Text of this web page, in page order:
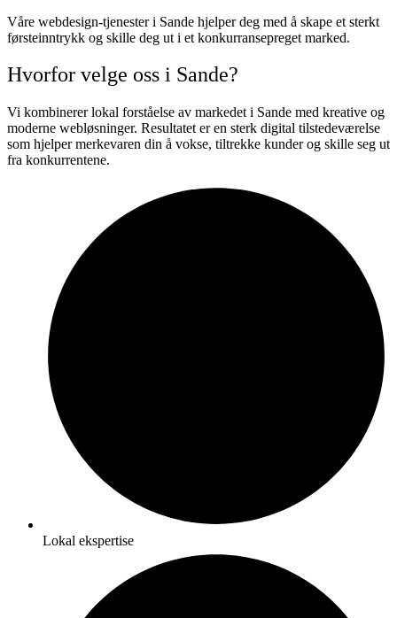
Våre webdesign-tjenester i Sande hjelper deg med å skape et sterkt
førsteinntrykk og skille deg ut i et konkurransepreget marked.
Hvorfor velge oss i Sande?
Vi kombinerer lokal forståelse av markedet i Sande med kreative og
moderne webløsninger. Resultatet er en sterk digital tilstedeværelse
som hjelper merkevaren din å vokse, tiltrekke kunder og skille seg ut
fra konkurrentene.
Lokal ekspertise